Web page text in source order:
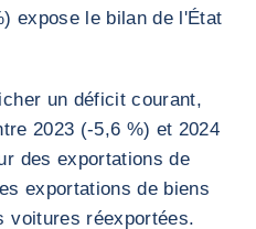
expose le bilan de l'État
un déficit courant,
2023 (-5,6 %) et 2024
des exportations de
exportations de biens
voitures réexportées.